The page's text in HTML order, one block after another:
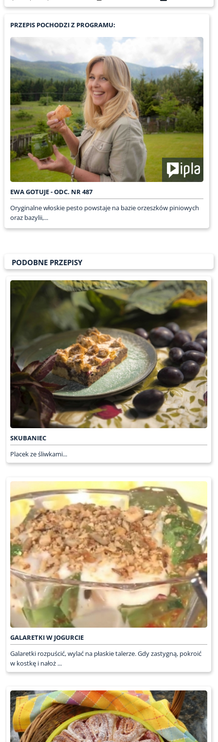
PRZEPIS POCHODZI Z PROGRAMU:
EWA GOTUJE - ODC. NR 487
Oryginalne włoskie pesto powstaje na bazie orzeszków piniowych
oraz bazylii,...
PODOBNE PRZEPISY
SKUBANIEC
Placek ze śliwkami...
GALARETKI W JOGURCIE
Galaretki rozpuścić, wylać na płaskie talerze. Gdy zastygną, pokroić
w kostkę i nałoż ...